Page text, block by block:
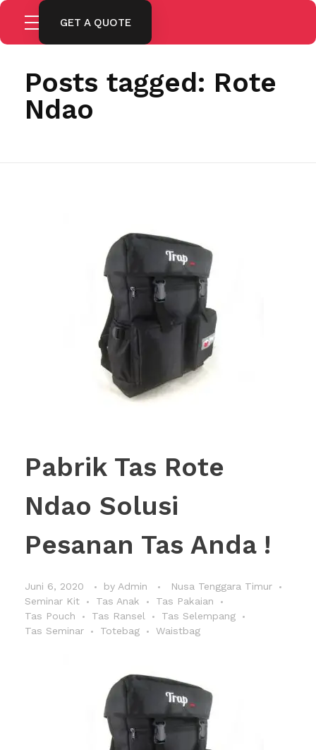
GET A QUOTE
Home
Posts tagged: Rote
Ndao
Pabrik Tas Rote
Ndao Solusi
Pesanan Tas Anda !
Juni 6, 2020 by Admin
Nusa Tenggara Timur
Seminar Kit
Tas Anak
Tas Pakaian
Tas Pouch
Tas Ransel
Tas Selempang
Tas Seminar
Totebag Waistbag